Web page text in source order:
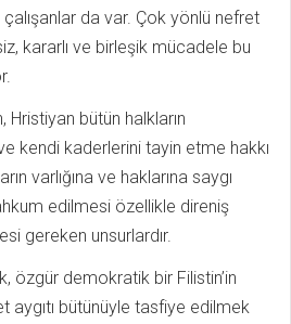
çalışanlar da var. Çok yönlü nefret
kararlı ve birleşik mücadele bu
Hristiyan bütün halkların
kendi kaderlerini tayin etme hakkı
varlığına ve haklarına saygı
edilmesi özellikle direniş
gereken unsurlardır.
özgür demokratik bir Filistin’in
aygıtı bütünüyle tasfiye edilmek